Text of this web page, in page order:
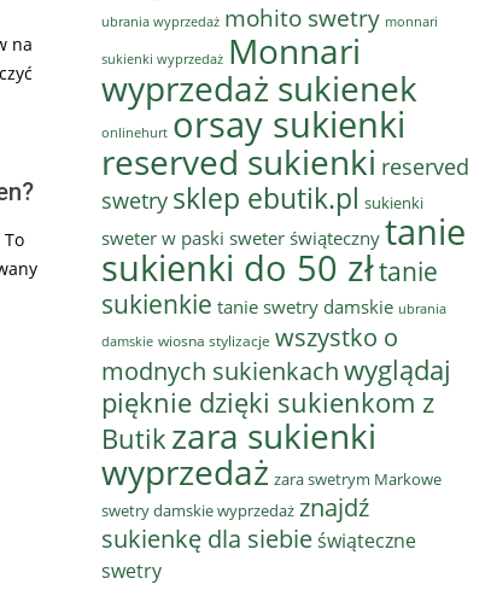
na
ubrania wyprzedaż mohito swetry monnari
sukienki wyprzedaż Monnari
wyprzedaż sukienek
onlinehurt orsay sukienki
reserved sukienki reserved
swetry sklep ebutik.pl sukienki
sweter w paski sweter świątecznytanie
sukienki do 50 złtanie
sukienkie tanie swetry damskie ubrania
damskie wiosna stylizacje wszystko o
modnych sukienkachwyglądaj
pięknie dzięki sukienkom z
Butik zara sukienki
wyprzedaż zara swetrym Markowe
swetry damskie wyprzedaż znajdź
sukienkę dla siebieświąteczne
swetry